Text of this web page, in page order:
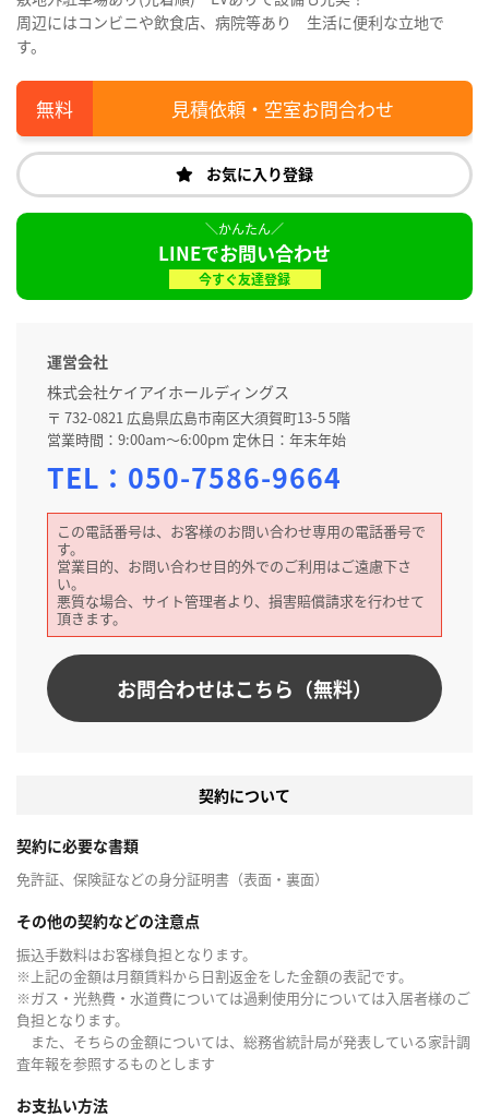
周辺にはコンビニや飲食店、病院等あり 生活に便利な立地で
す。
見積依頼・空室お問合わせ
お気に入り登録
LINEでお問い合わせ
今すぐ友達登録
運営会社
株式会社ケイアイホールディングス
〒 732-0821 広島県広島市南区大須賀町13-5 5階
営業時間：9:00am～6:00pm 定休日：年末年始
TEL： 050-7586-9664
この電話番号は、お客様のお問い合わせ専用の電話番号で
す。
営業目的、お問い合わせ目的外でのご利用はご遠慮下さ
い。
悪質な場合、サイト管理者より、損害賠償請求を行わせて
頂きます。
お問合わせはこちら（無料）
契約について
契約に必要な書類
免許証、保険証などの身分証明書（表面・裏面）
その他の契約などの注意点
振込手数料はお客様負担となります。
※上記の金額は月額賃料から日割返金をした金額の表記です。
※ガス・光熱費・水道費については過剰使用分については入居者様のご
負担となります。
また、そちらの金額については、総務省統計局が発表している家計調
査年報を参照するものとします
お支払い方法